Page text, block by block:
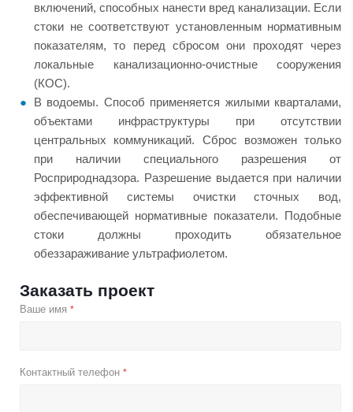
включений, способных нанести вред канализации. Если
стоки не соответствуют установленным нормативным
показателям, то перед сбросом они проходят через
локальные канализационно-очистные сооружения
(КОС).
В водоемы. Способ применяется жилыми кварталами,
объектами инфраструктуры при отсутствии
центральных коммуникаций. Сброс возможен только
при наличии специального разрешения от
Росприроднадзора. Разрешение выдается при наличии
эффективной системы очистки сточных вод,
обеспечивающей нормативные показатели. Подобные
стоки должны проходить обязательное
обеззараживание ультрафиолетом.
Заказать проект
Ваше имя *
Контактный телефон *